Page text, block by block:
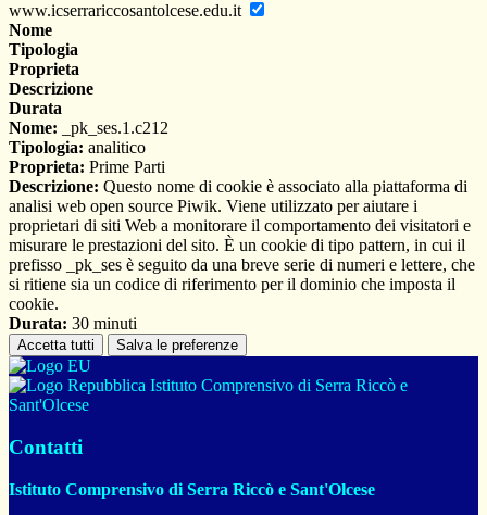
www.icserrariccosantolcese.edu.it
Nome
Tipologia
Proprieta
Descrizione
Durata
Nome: _pk_ses.1.c212
Tipologia: analitico
Proprieta: Prime Parti
Descrizione: Questo nome di cookie è associato alla piattaforma di
analisi web open source Piwik. Viene utilizzato per aiutare i
proprietari di siti Web a monitorare il comportamento dei visitatori e
misurare le prestazioni del sito. È un cookie di tipo pattern, in cui il
prefisso _pk_ses è seguito da una breve serie di numeri e lettere, che
si ritiene sia un codice di riferimento per il dominio che imposta il
cookie.
Durata: 30 minuti
Accetta tutti Salva le preferenze
Istituto Comprensivo di Serra Riccò e
Sant'Olcese
Contatti
Istituto Comprensivo di Serra Riccò e Sant'Olcese